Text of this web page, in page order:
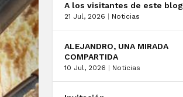
A los visitantes de este blog
21 Jul, 2026 Noticias
ALEJANDRO, UNA MIRADA
COMPARTIDA
10 Jul, 2026 Noticias